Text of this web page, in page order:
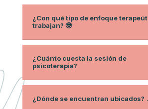
¿Con qué tipo de enfoque
trabajan? 🤓
¿Cuánto cuesta la sesión de
psicoterapia?
¿Dónde se encuentran ubicados?